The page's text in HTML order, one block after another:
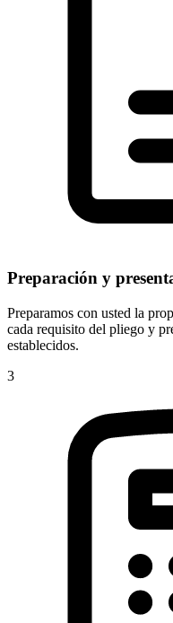
Preparación y
Preparamos con usted la
cada requisito del pliego y
establecidos.
3